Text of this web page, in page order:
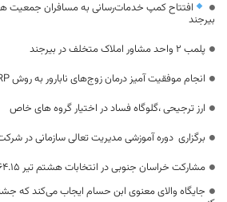
افتتاح کمپ خدمات‌رسانی به مسافران جمعیت
بیرجند
پلمب ۲ واحد مشاور املاک متخلف در بیرجند
انجام موفقیت آمیز درمان زوج‌های نابارور به روش PRP در خراسان جنوبی
ارز ترجیحی ،گلوگاه فساد در اختیار گروه های خاص
برگزاری دوره آموزشی مدیریت تعالی سازمانی در
مشارکت خراسان جنوبی در انتخابات هشتم تیر ۶۴.١۵ درصد اعلام شد
جایگاه والای معنوی ابن حسام ایجاب می‌کند که